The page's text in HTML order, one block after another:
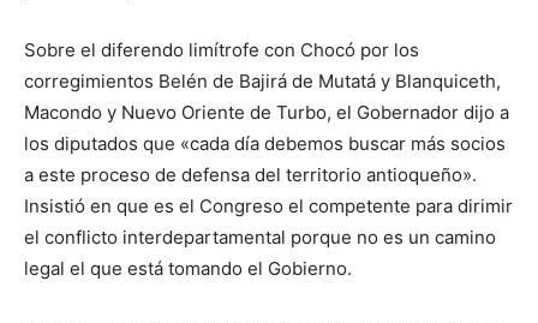
Sobre el diferendo limítrofe con Chocó por los
corregimientos Belén de Bajirá de Mutatá y Blanquiceth,
Macondo y Nuevo Oriente de Turbo, el Gobernador dijo a
los diputados que «cada día debemos buscar más socios
a este proceso de defensa del territorio antioqueño».
Insistió en que es el Congreso el competente para dirimir
el conflicto interdepartamental porque no es un camino
legal el que está tomando el Gobierno.